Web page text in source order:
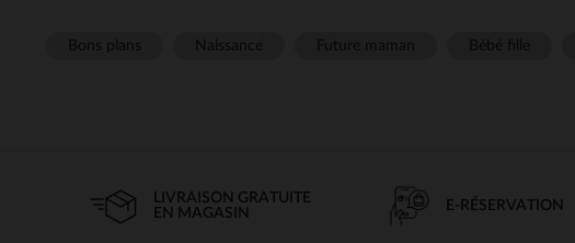
LIVRAISON GRATUITE
EN MAGASIN
E-RÉSERVATION